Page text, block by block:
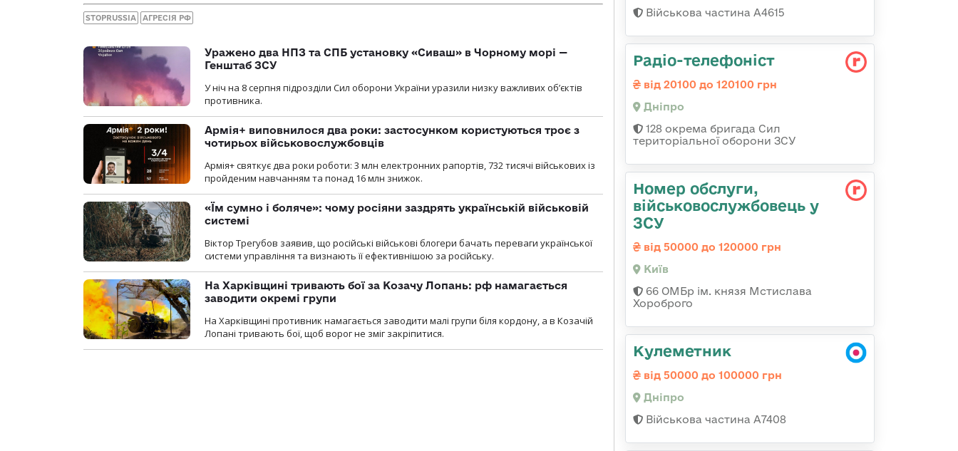
STOPRUSSIA АГРЕСІЯ РФ
Уражено два НПЗ та СПБ установку «Сиваш» в Чорному морі —
Генштаб ЗСУ
У ніч на 8 серпня підрозділи Сил оборони України уразили низку важливих об’єктів
противника.
Армія+ виповнилося два роки: застосунком користуються троє з
чотирьох військовослужбовців
Армія+ святкує два роки роботи: 3 млн електронних рапортів, 732 тисячі військових із
пройденим навчанням та понад 16 млн знижок.
«Їм сумно і боляче»: чому росіяни заздрять українській військовій
системі
Віктор Трегубов заявив, що російські військові блогери бачать переваги української
системи управління та визнають її ефективнішою за російську.
На Харківщині тривають бої за Козачу Лопань: рф намагається
заводити окремі групи
На Харківщині противник намагається заводити малі групи біля кордону, а в Козачій
Лопані тривають бої, щоб ворог не зміг закріпитися.
Військова частина А4615
Радіо-телефоніст
від 20100 до 120100 грн
Дніпро
128 окрема бригада Сил
територіальної оборони ЗСУ
Номер обслуги,
військовослужбовець у
ЗСУ
від 50000 до 120000 грн
Київ
66 ОМБр ім. князя Мстислава
Хороброго
Кулеметник
від 50000 до 100000 грн
Дніпро
Військова частина А7408